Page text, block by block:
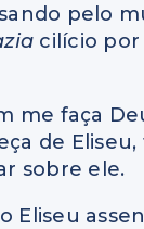
pelo
cilício
me faça
de Eliseu,
sobre ele.
Eliseu